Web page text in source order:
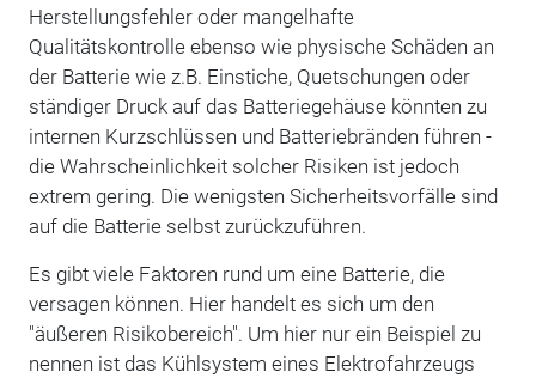
Herstellungsfehler oder mangelhafte
Qualitätskontrolle ebenso wie physische Schäden an
der Batterie wie z.B. Einstiche, Quetschungen oder
ständiger Druck auf das Batteriegehäuse könnten zu
internen Kurzschlüssen und Batteriebränden führen -
die Wahrscheinlichkeit solcher Risiken ist jedoch
extrem gering. Die wenigsten Sicherheitsvorfälle sind
auf die Batterie selbst zurückzuführen.
Es gibt viele Faktoren rund um eine Batterie, die
versagen können. Hier handelt es sich um den
"äußeren Risikobereich". Um hier nur ein Beispiel zu
nennen ist das Kühlsystem eines Elektrofahrzeugs